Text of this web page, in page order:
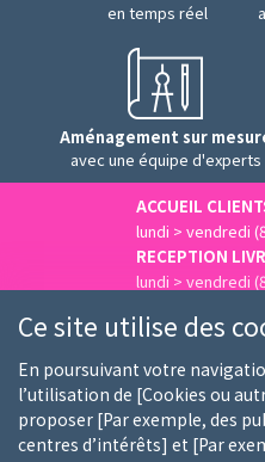
en temps réel
Aménagement sur
avec une équipe d'experts
ACCUEIL
lundi > vendredi
RECEPTION
lundi > vendredi
Qui sommes-nous
Ce site utilise des
En poursuivant votre
l’utilisation de [Cookies ou
proposer [Par exemple, des
centres d’intérêts] et [Par